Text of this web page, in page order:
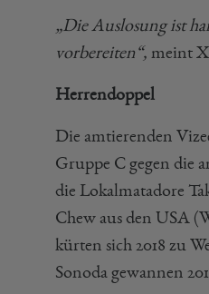
„Die Auslosung ist
vorbereiten“, meint
Herrendoppel
Die amtierenden
Gruppe C gegen die
die Lokalmatadore
Chew aus den USA
kürten sich 2018 zu
Sonoda gewannen